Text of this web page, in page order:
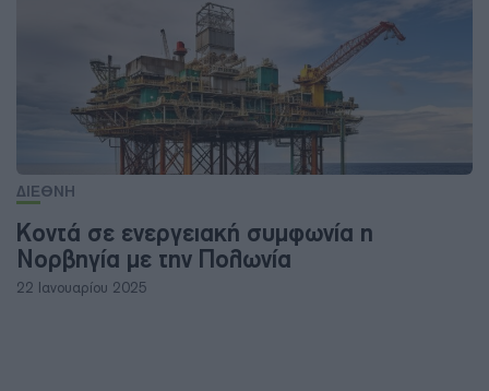
ΔΙΕΘΝΗ
Κοντά σε ενεργειακή συμφωνία η
Νορβηγία με την Πολωνία
22 Ιανουαρίου 2025